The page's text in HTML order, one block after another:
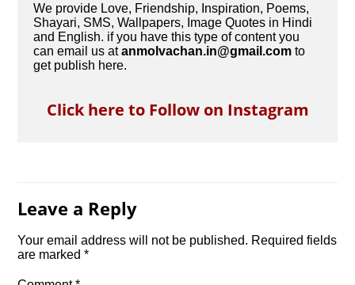
We provide Love, Friendship, Inspiration, Poems,
Shayari, SMS, Wallpapers, Image Quotes in Hindi
and English. if you have this type of content you
can email us atanmolvachan.in@gmail.com to
get publish here.
Click here to Follow on Instagram
Leave a Reply
Your email address will not be published. Required fields
are marked*